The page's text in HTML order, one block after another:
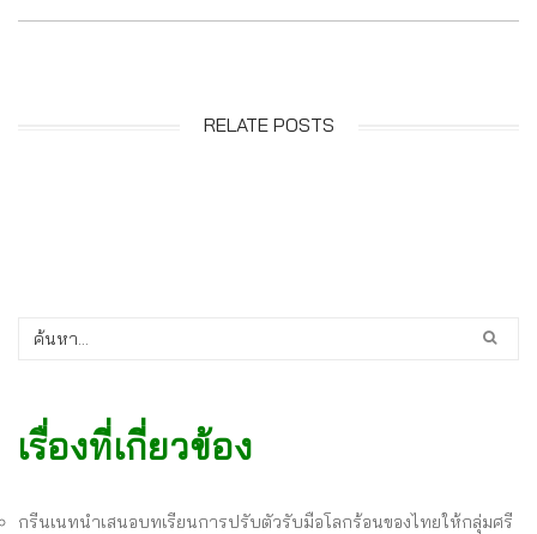
RELATE POSTS
เรื่องที่เกี่ยวข้อง
กรีนเนทนำเสนอบทเรียนการปรับตัวรับมือโลกร้อนของไทยให้กลุ่มศรี